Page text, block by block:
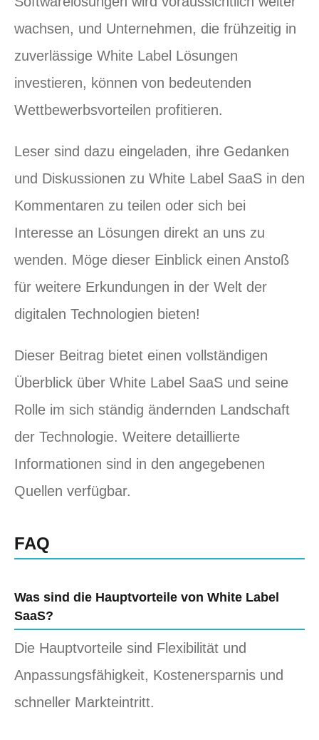
wachsen, und Unternehmen, die frühzeitig in
zuverlässige White Label Lösungen
investieren, können von bedeutenden
Wettbewerbsvorteilen profitieren.
Leser sind dazu eingeladen, ihre Gedanken
und Diskussionen zu White Label SaaS in den
Kommentaren zu teilen oder sich bei
Interesse an Lösungen direkt an uns zu
wenden. Möge dieser Einblick einen Anstoß
für weitere Erkundungen in der Welt der
digitalen Technologien bieten!
Dieser Beitrag bietet einen vollständigen
Überblick über White Label SaaS und seine
Rolle im sich ständig ändernden Landschaft
der Technologie. Weitere detaillierte
Informationen sind in den angegebenen
Quellen verfügbar.
FAQ
Was sind die Hauptvorteile von White Label
SaaS?
Die Hauptvorteile sind Flexibilität und
Anpassungsfähigkeit, Kostenersparnis und
schneller Markteintritt.